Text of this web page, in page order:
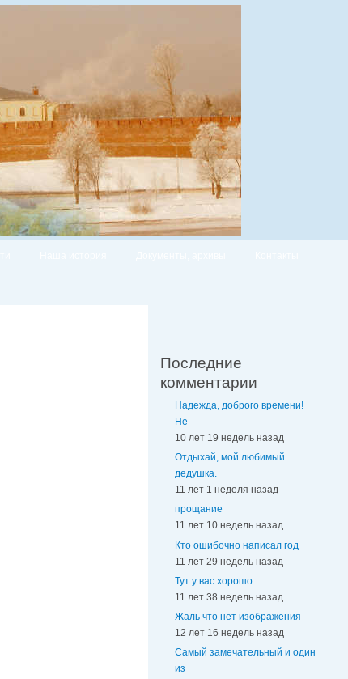
Последние
комментарии
Надежда, доброго времени!
Не
10 лет 19 недель назад
Отдыхай, мой любимый
дедушка.
11 лет 1 неделя назад
прощание
11 лет 10 недель назад
Кто ошибочно написал год
11 лет 29 недель назад
Тут у вас хорошо
11 лет 38 недель назад
Жаль что нет изображения
12 лет 16 недель назад
Самый замечательный и один
из